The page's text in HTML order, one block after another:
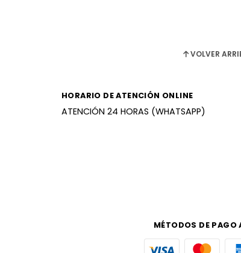
VOLVER
HORARIO DE ATENCIÓN ONLINE
ATENCIÓN 24 HORAS (WHATSAPP)
MÉTODOS DE PAGO